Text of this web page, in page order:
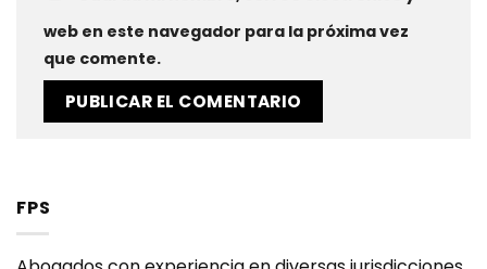
web en este navegador para la próxima vez
que comente.
FPS